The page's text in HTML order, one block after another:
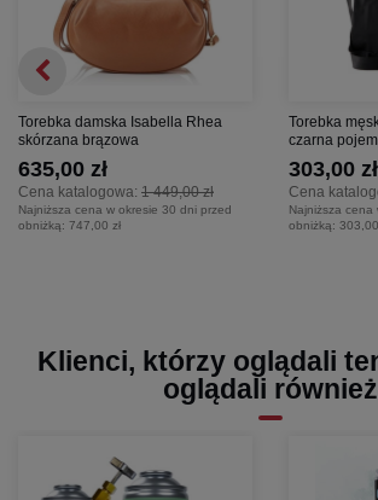
Torebka damska Isabella Rhea
skórzana brązowa
Cena katalogowa: 1 449,00 zł
635,00 zł
Najniższa cena w okresie 30 dni przed
obniżką: 747,00 zł
Torebka
czarna
Cena
303,00 zł
Najniższa cena
obniżką: 303,00
Klienci, którzy oglądali
oglądali również